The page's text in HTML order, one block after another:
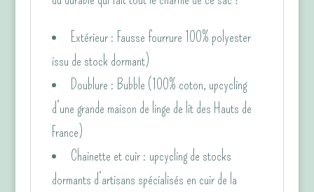
Extérieur : Fausse fourrure 100% polyester
issu de stock dormant)
Doublure : Bubble (100% coton, upcycling
d’une grande maison de linge de lit des Hauts de
France)
Chainette et cuir : upcycling de stocks
dormants d’artisans spécialisés en cuir de la